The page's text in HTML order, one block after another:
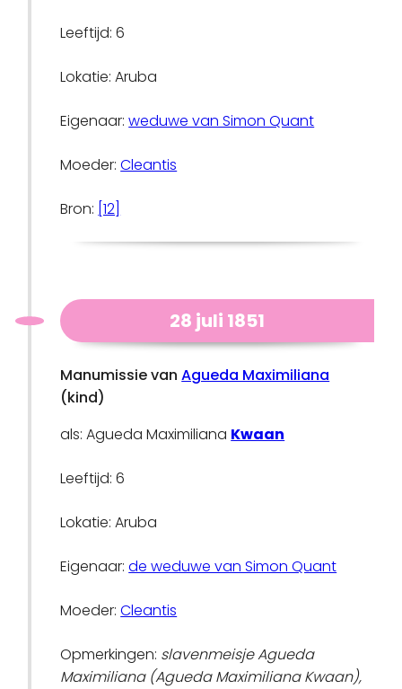
Leeftijd: 6
Lokatie: Aruba
Eigenaar:weduwe van Simon Quant
Moeder:Cleantis
Bron: [12]
28 juli 1851
Manumissie vanAgueda Maximiliana
(kind)
als: Agueda Maximiliana Kwaan
Leeftijd: 6
Lokatie: Aruba
Eigenaar:de weduwe van Simon Quant
Moeder:Cleantis
Opmerkingen: slavenmeisje Agueda
Maximiliana (Agueda Maximiliana Kwaan),